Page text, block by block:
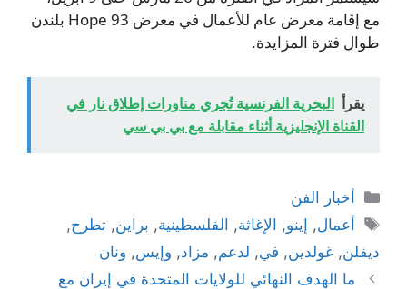
مع إقامة معرض عام للأعمال في معرض Hope 93 بلندن
طوال فترة المزايدة.
يقرأ البحرية الفرنسية تُجري مناورات إطلاق نار في
القناة الإنجليزية أثناء مقابلة مع بي بي سي
التصنيفات
أخبار الفن
الوسوم
أعمال, إينو, الإغاثة, الفلسطينية, براين,تطرح,
ديفلن, غولدين, في, لدعم, مزاد, وإيس, ونان
ما الهدف النهائي للولايات المتحدة في إيران مع